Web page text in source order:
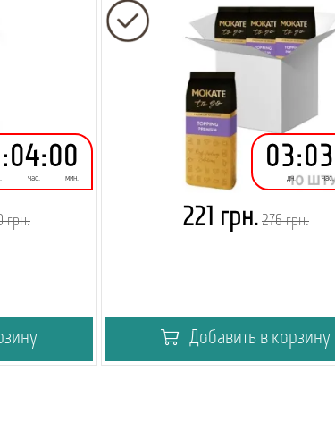
:04
час.
:00
мин.
грн.
03
дн.
:03
час.
221 грн. 276 грн.
Добавить в корзину